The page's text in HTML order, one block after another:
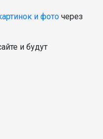
и фото через
и будут